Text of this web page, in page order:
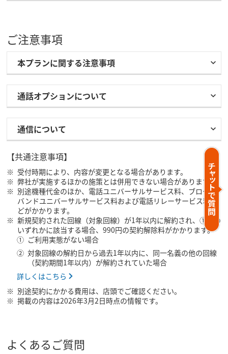
ご注意事項
本プランに関する注意事項
通話オプションについて
通信について
【共通注意事項】
受付時期により、内容が変更となる場合があります。
弊社が実施するほかの施策とは併用できない場合があります。
別途機種代金のほか、電話ユニバーサルサービス料、ブロード
バンドユニバーサルサービス料および電話リレーサービス料な
どがかかります。
新規契約された回線（対象回線）が1年以内に解約され、①②の
いずれかに該当する場合、990円の契約解除料がかかります。
ご利用実態がない場合
対象回線の解約日から過去1年以内に、同一名義の他の回線
（契約期間1年以内）が解約されていた場合
詳しくはこちら
別途契約にかかる費用は、店頭でご確認ください。
掲載の内容は2026年3月2日時点の情報です。
よくあるご質問